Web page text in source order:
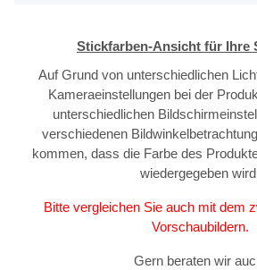
Stickfarben-Ansicht für Ihre
Auf Grund von unterschiedlichen
Kameraeinstellungen bei der
unterschiedlichen
verschiedenen
kommen, dass die Farbe des
wiedergegeben
Bitte vergleichen Sie auch mit dem
Vorschaubildern.
Gern beraten wir